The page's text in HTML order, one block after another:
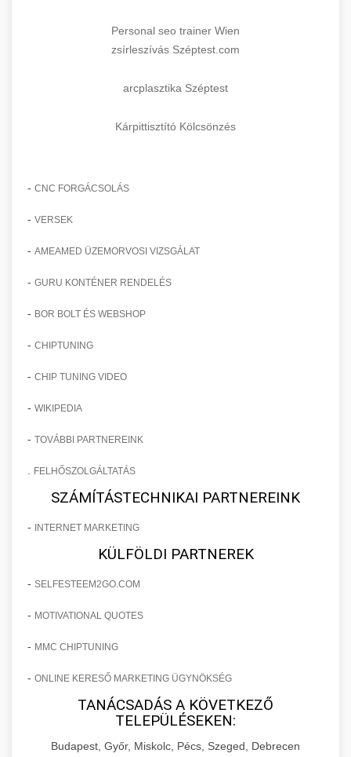
Personal seo trainer Wien
zsírleszívás Széptest.com
arcplasztika Széptest
Kárpittisztító Kölcsönzés
- CNC FORGÁCSOLÁS
- VERSEK
- AMEAMED ÜZEMORVOSI VIZSGÁLAT
- GURU KONTÉNER RENDELÉS
- BOR BOLT ÉS WEBSHOP
- CHIPTUNING
- CHIP TUNING VIDEO
- WIKIPEDIA
- TOVÁBBI PARTNEREINK
FELHŐSZOLGÁLTATÁS
SZÁMÍTÁSTECHNIKAI PARTNEREINK
- INTERNET MARKETING
KÜLFÖLDI PARTNEREK
- SELFESTEEM2GO.COM
- MOTIVATIONAL QUOTES
- MMC CHIPTUNING
- ONLINE KERESŐ MARKETING ÜGYNÖKSÉG
TANÁCSADÁS A KÖVETKEZŐ
TELEPÜLÉSEKEN:
Budapest, Győr, Miskolc, Pécs, Szeged, Debrecen